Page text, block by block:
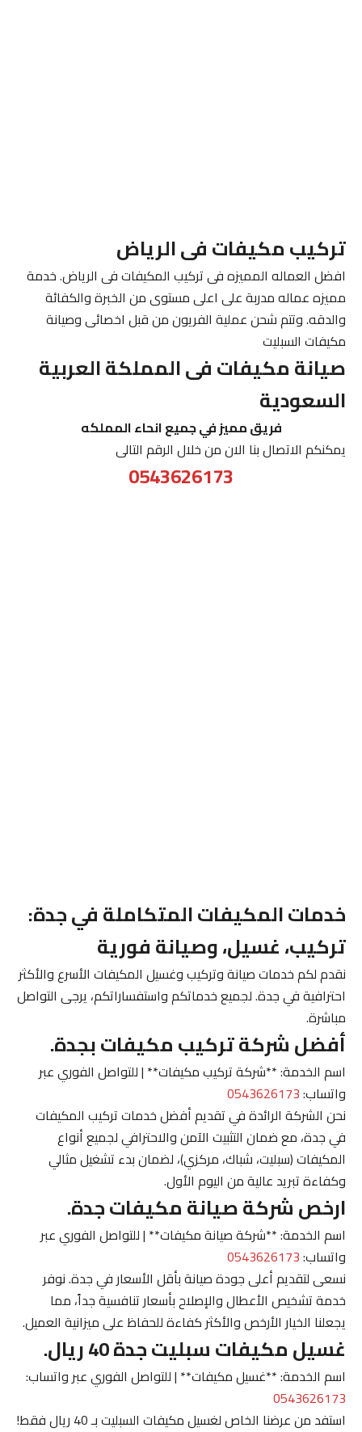
تركيب مكيفات فى الرياض
افضل العماله المميزه فى تركيب المكيفات فى الرياض. خدمة
مميزه عماله مدربة على اعلى مستوى من الخبرة والكفائة
والدقه. وتتم شحن عملية الفريون من قبل اخصائى وصيانة
مكيفات السبليت
صيانة مكيفات فى المملكة العربية
السعودية
فريق مميز في جميع انحاء المملكه
يمكنكم الاتصال بنا الان من خلال الرقم التالى
0543626173
خدمات المكيفات المتكاملة في جدة:
تركيب، غسيل، وصيانة فورية
نقدم لكم خدمات صيانة وتركيب وغسيل المكيفات الأسرع والأكثر
احترافية في جدة. لجميع خدماتكم واستفساراتكم، يرجى التواصل
مباشرة.
أفضل شركة تركيب مكيفات بجدة.
اسم الخدمة: **شركة تركيب مكيفات** | للتواصل الفوري عبر
واتساب:0543626173
نحن الشركة الرائدة في تقديم أفضل خدمات تركيب المكيفات
في جدة، مع ضمان التثبيت الآمن والاحترافي لجميع أنواع
المكيفات (سبليت، شباك، مركزي)، لضمان بدء تشغيل مثالي
وكفاءة تبريد عالية من اليوم الأول.
ارخص شركة صيانة مكيفات جدة.
اسم الخدمة: **شركة صيانة مكيفات** | للتواصل الفوري عبر
واتساب:0543626173
نسعى لتقديم أعلى جودة صيانة بأقل الأسعار في جدة. نوفر
خدمة تشخيص الأعطال والإصلاح بأسعار تنافسية جداً، مما
يجعلنا الخيار الأرخص والأكثر كفاءة للحفاظ على ميزانية العميل.
غسيل مكيفات سبليت جدة 40 ريال.
اسم الخدمة: **غسيل مكيفات** | للتواصل الفوري عبر واتساب:
0543626173
استفد من عرضنا الخاص لغسيل مكيفات السبليت بـ 40 ريال فقط!